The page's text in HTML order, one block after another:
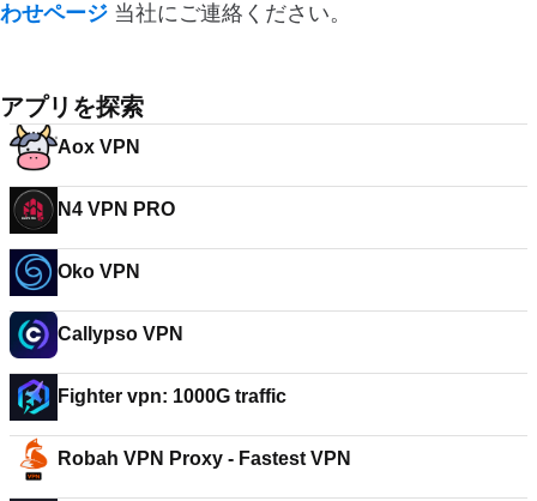
わせページ 当社にご連絡ください。
アプリを探索
Aox VPN
N4 VPN PRO
Oko VPN
Callypso VPN
Fighter vpn: 1000G traffic
Robah VPN Proxy - Fastest VPN